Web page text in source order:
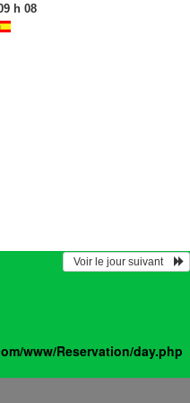
h 08
  Voir le jour suivant
www/Reservation/day.php